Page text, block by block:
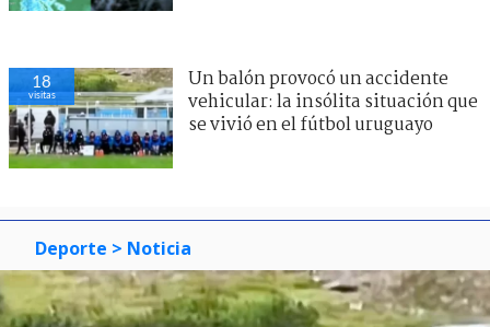
18
visitas
Un balón provocó un accidente
vehicular: la insólita situación que
se vivió en el fútbol uruguayo
Deporte > Noticia